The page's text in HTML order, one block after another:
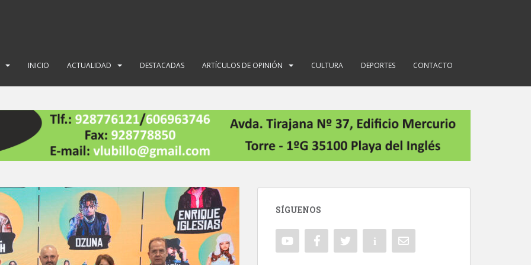
INICIO ACTUALIDAD DESTACADAS ARTÍCULOS DE OPINIÓN CULTURA DEPORTES CONTACTO
SÍGUENOS